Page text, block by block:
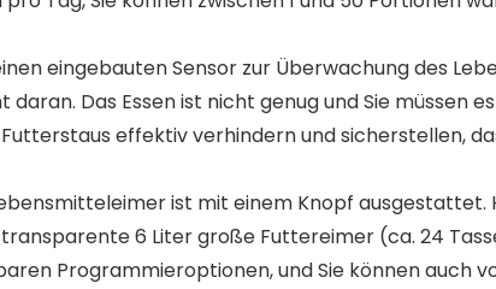
eingebauten Sensor zur Überwachung des
Das Essen ist nicht genug und Sie müssen
effektiv verhindern und sicherstellen,
ist mit einem Knopf ausgestattet.
6 Liter große Futtereimer (ca. 24
Programmieroptionen, und Sie können auch